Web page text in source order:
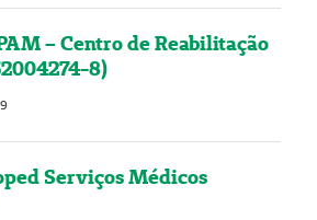
– Centro de Reabilitação
8)
Serviços Médicos